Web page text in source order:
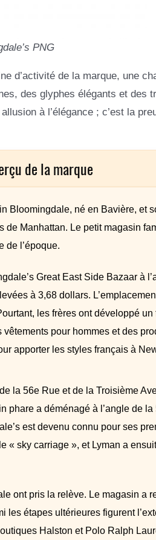
PNG
d’activité de la marque, une
des glyphes élégants et des
à l’élégance ; c’est la
de la marque
Bloomingdale, né en Bavière, et
de Manhattan. Le petit magasin
de l’époque.
Great East Side Bazaar à
à 3,68 dollars.
les frères ont développé un
pour hommes et des
apporter les styles français à
la 56e Rue et de la Troisième
phare a déménagé à l’angle de
est devenu connu pour ses
sky carriage », et Lyman a
ont pris la relève. Le magasin a
les étapes ultérieures figurent
Halston et Polo Ralph